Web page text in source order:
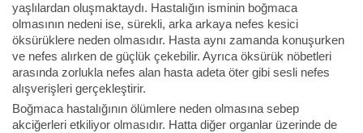
yaşlılardan oluşmaktaydı. Hastalığın isminin boğmaca
olmasının nedeni ise, sürekli, arka arkaya nefes kesici
öksürüklere neden olmasıdır. Hasta aynı zamanda konuşurken
ve nefes alırken de güçlük çekebilir. Ayrıca öksürük nöbetleri
arasında zorlukla nefes alan hasta adeta öter gibi sesli nefes
alışverişleri gerçekleştirir.
Boğmaca hastalığının ölümlere neden olmasına sebep
akciğerleri etkiliyor olmasıdır. Hatta diğer organlar üzerinde de